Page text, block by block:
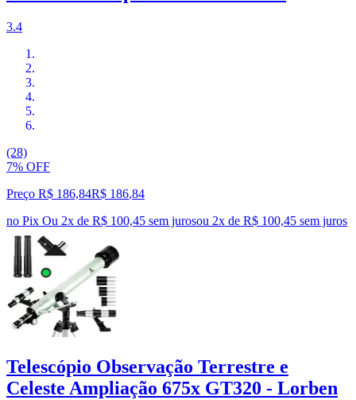
3.4
(28)
7% OFF
Preço R$ 186,84R$ 186,84
no Pix Ou 2x de R$ 100,45 sem jurosou 2x de R$ 100,45 sem juros
Telescópio Observação Terrestre e
Celeste Ampliação 675x GT320 - Lorben